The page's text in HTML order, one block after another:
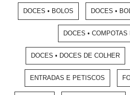
DOCES • BOLOS DOCES •
DOCES • COMPOTAS
DOCES • DOCES DE COLHER
ENTRADAS E PETISCOS